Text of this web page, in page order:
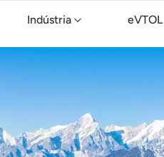
Indústria eVTOL